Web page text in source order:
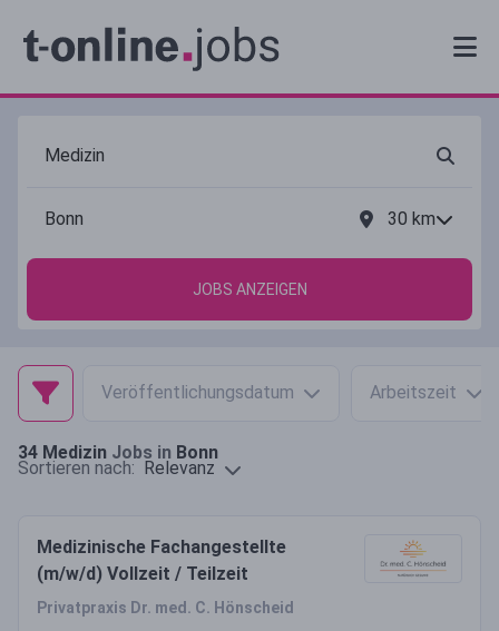
30 km
JOBS ANZEIGEN
Veröffentlichungsdatum Arbeitszeit
34 Medizin Jobs in Bonn
Sortieren nach: Relevanz
Medizinische Fachangestellte
(m/w/d) Vollzeit / Teilzeit
Privatpraxis Dr. med. C. Hönscheid